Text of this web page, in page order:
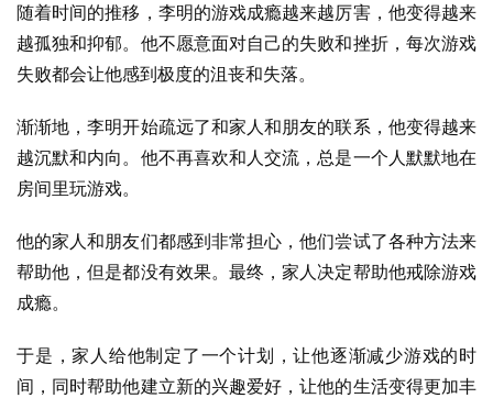
随着时间的推移，李明的游戏成瘾越来越厉害，他变得越来
越孤独和抑郁。他不愿意面对自己的失败和挫折，每次游戏
失败都会让他感到极度的沮丧和失落。
渐渐地，李明开始疏远了和家人和朋友的联系，他变得越来
越沉默和内向。他不再喜欢和人交流，总是一个人默默地在
房间里玩游戏。
他的家人和朋友们都感到非常担心，他们尝试了各种方法来
帮助他，但是都没有效果。最终，家人决定帮助他戒除游戏
成瘾。
于是，家人给他制定了一个计划，让他逐渐减少游戏的时
间，同时帮助他建立新的兴趣爱好，让他的生活变得更加丰